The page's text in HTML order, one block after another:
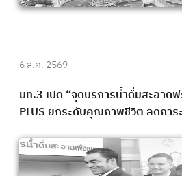
6 ส.ค. 2569
มท.3 เปิด “จุดบริการน้ำดื่มสะอาด
PLUS ยกระดับคุณภาพชีวิต ลดภา